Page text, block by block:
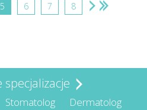
5 6 7 8
Stomatolog
Dermatolog